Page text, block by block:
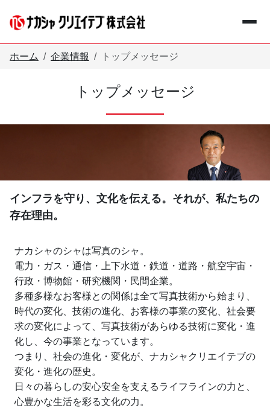
日本語English繁體中文简体中文Tiếng Việt
ホーム 企業情報 トップメッセージ
トップメッセージ
インフラを守り、文化を伝える。それが、私たちの
存在理由。
ナカシャのシャは写真のシャ。
電力・ガス・通信・上下水道・鉄道・道路・航空宇宙・
行政・博物館・研究機関・民間企業。
多種多様なお客様との関係は全て写真技術から始まり、
時代の変化、技術の進化、お客様の事業の変化、社会要
求の変化によって、写真技術があらゆる技術に変化・進
化し、今の事業となっています。
つまり、社会の進化・変化が、ナカシャクリエイテブの
変化・進化の歴史。
日々の暮らしの安心安全を支えるライフラインの力と、
心豊かな生活を彩る文化の力。